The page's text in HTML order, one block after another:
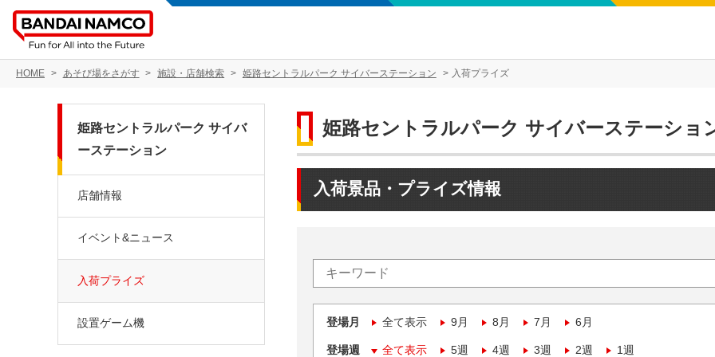
HOME あそび場をさがす 施設・店舗検索 姫路セントラルパーク サイバーステーション 入荷プライズ
姫路セントラルパーク サイバーステーショ
入荷景品・プライズ情報
登場月 全て表示 9月 8月 7月 6月
登場週 全て表示 5週 4週 3週 2週 1週
姫路セントラルパーク サイバ
ーステーション
店舗情報
イベント&ニュース
入荷プライズ
設置ゲーム機